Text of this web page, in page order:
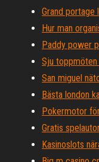
Grand portage
Hur man
Paddy power
Sju
San miguel
Bästa london
Pokermotor
Gratis
Kasinoslots